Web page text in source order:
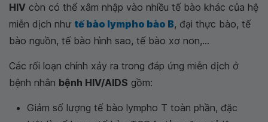
HIV còn có thể xâm nhập vào nhiều tế bào khác của hệ
miễn dịch như tế bào lympho bào B, đại thực bào, tế
bào nguồn, tế bào hình sao, tế bào xơ non,...
Các rối loạn chính xảy ra trong đáp ứng miễn dịch ở
bệnh nhân bệnh HIV/AIDS gồm:
Giảm số lượng tế bào lympho T toàn phần, đặc